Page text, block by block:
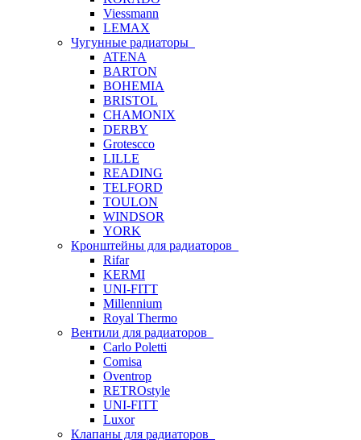
Viessmann
LEMAX
Чугунные радиаторы
ATENA
BARTON
BOHEMIA
BRISTOL
CHAMONIX
DERBY
Grotescco
LILLE
READING
TELFORD
TOULON
WINDSOR
YORK
Кронштейны для радиаторов
Rifar
KERMI
UNI-FITT
Millennium
Royal Thermo
Вентили для радиаторов
Carlo Poletti
Comisa
Oventrop
RETROstyle
UNI-FITT
Luxor
Клапаны для радиаторов